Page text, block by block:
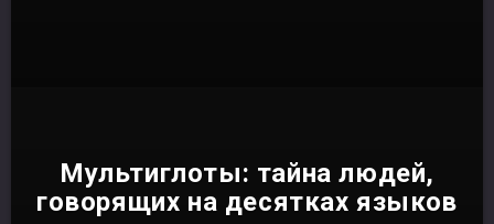
Мультиглоты: тайна людей,
говорящих на десятках языков